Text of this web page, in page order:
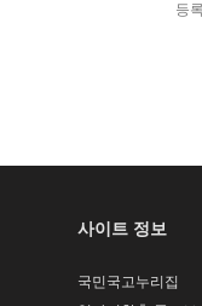
등
사이트 정보
국민국고누리집